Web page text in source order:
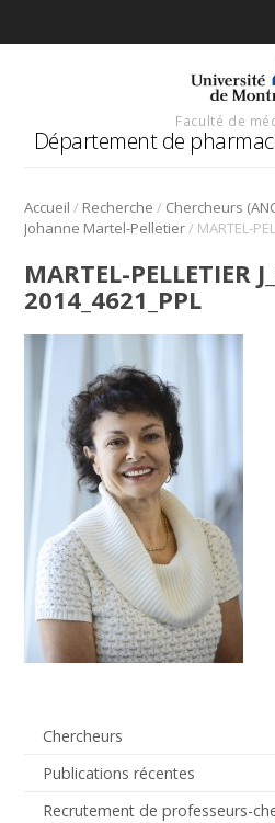
Faculté de
Département de
Accueil / Recherche /
Johanne Martel-Pelletier/
Chercheurs
Publications récentes
Recrutement de professeurs-
MARTEL-PELLETIER
2014_4621_PPL